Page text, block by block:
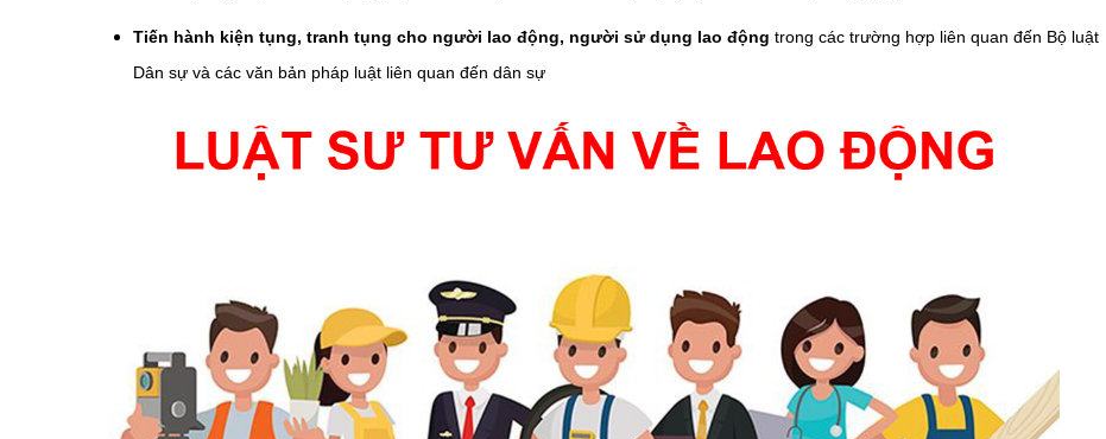
Tiến hành kiện tụng, tranh tụng cho người lao động, người sử dụng lao động trong các trường hợp liên quan đến Bộ luật
Dân sự và các văn bản pháp luật liên quan đến dân sự